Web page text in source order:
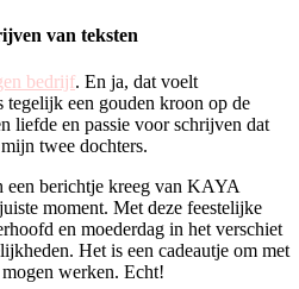
van teksten
bedrijf. En ja, dat voelt
een gouden kroon op de
liefde en passie voor schrijven dat
twee dochters.
een berichtje kreeg van KAYA
moment. Met deze feestelijke
en moederdag in het verschiet
Het is een cadeautje om met
werken. Echt!